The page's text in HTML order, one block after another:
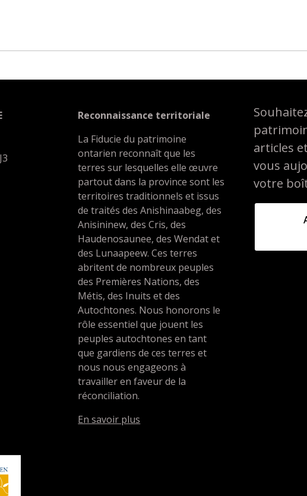
Reconnaissance territoriale
La Fiducie du patrimoine
ontarien reconnaît que les
terres sur lesquelles elle œuvre
partout dans la province sont les
territoires traditionnels et issus
de traités des Anishinaabeg, des
Anisininew, des Cris, des
Haudenosaunee, des Wendat et
des Lunaapeew. Ces terres
abritent de nombreux peuples
des Premières Nations, des
Métis, des Inuits et des
Autochtones. Nous honorons le
rôle essentiel que jouent les
peuples autochtones en tant
que gardiens de ces terres et
nous nous engageons à
travailler en faveur de la
réconciliation.
En savoir plus
articles
vous
votre